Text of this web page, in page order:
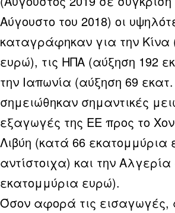
Αύγουστο του 2018) οι
καταγράφηκαν για την Κίνα
ευρώ), τις ΗΠΑ (αύξηση 192
την Ιαπωνία (αύξηση 69
σημειώθηκαν σημαντικές
εξαγωγές της ΕΕ προς το
Λιβύη (κατά 66 εκατομμύρια
αντίστοιχα) και την
εκατομμύρια ευρώ).
Όσον αφορά τις εισαγωγές,